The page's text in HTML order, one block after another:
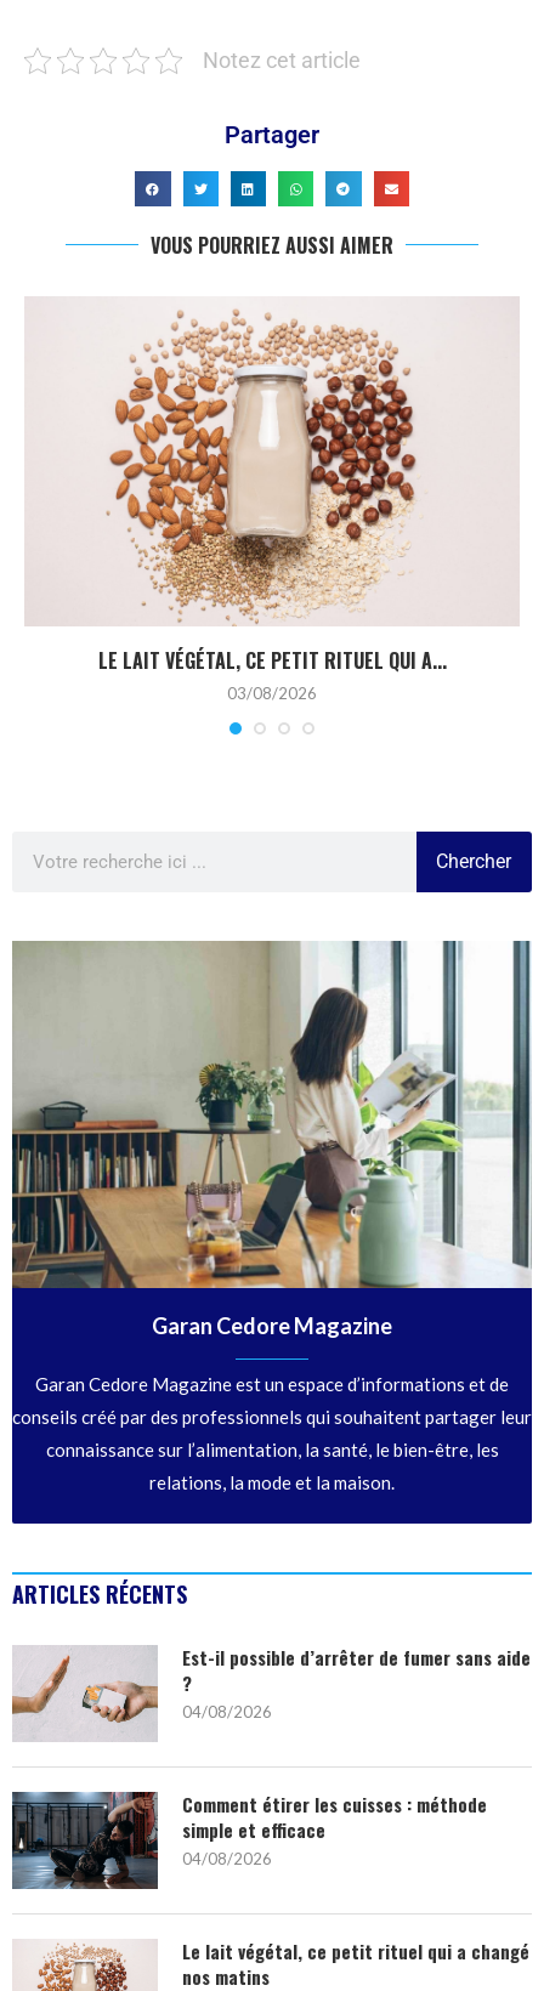
Notez cet article
Partager
VOUS POURRIEZ AUSSI AIMER
LE LAIT VÉGÉTAL, CE PETIT RITUEL QUI A...
03/08/2026
Chercher
Garan Cedore Magazine
Garan Cedore Magazine est un espace d’informations et de
conseils créé par des professionnels qui souhaitent partager leur
connaissance sur l’alimentation, la santé, le bien-être, les
relations, la mode et la maison.
ARTICLES RÉCENTS
Est-il possible d’arrêter de fumer sans aide
?
04/08/2026
Comment étirer les cuisses : méthode
simple et efficace
04/08/2026
Le lait végétal, ce petit rituel qui a changé
nos matins